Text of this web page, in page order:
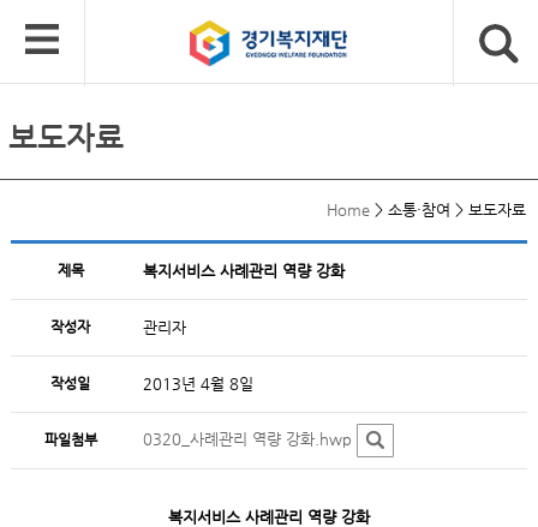
보도자료
Home > 소통·참여 > 보도자료
제목 복지서비스 사례관리 역량 강화
작성자 관리자
작성일 2013년 4월 8일
파일첨부 0320_사례관리 역량 강화.hwp
복지서비스 사례관리 역량 강화